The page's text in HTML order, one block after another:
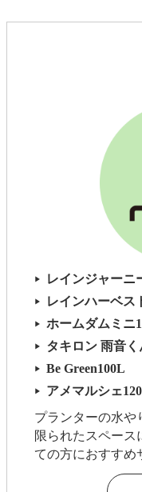
▶ レインジャーニ
▶ レインハーベス
▶ ホームダムミニ
▶ タキロン 雨音く
▶ Be Green100L
▶
アメマルシェ
プランターの水や
限られたスペース
ての方におすすめ